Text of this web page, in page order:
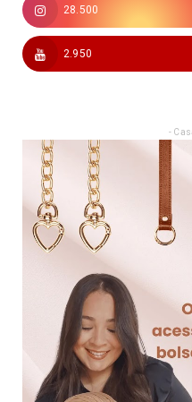
28.500
2.950
-